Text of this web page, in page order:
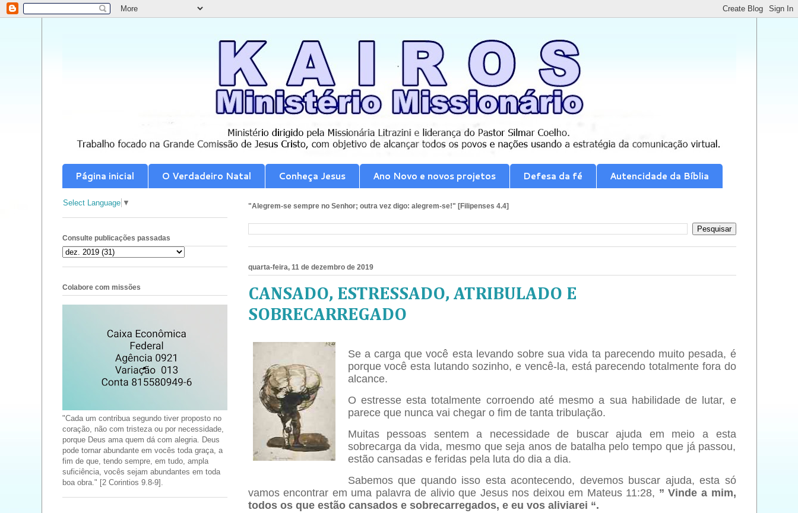
Página inicial O Verdadeiro Natal Conheça Jesus Ano Novo e novos projetos Defesa da fé Autencidade da Bíblia
"Alegrem-se sempre no Senhor; outra vez digo: alegrem-se!" [Filipenses 4.4]
quarta-feira, 11 de dezembro de 2019
CANSADO, ESTRESSADO, ATRIBULADO E
SOBRECARREGADO
Se a carga que você esta levando sobre sua vida ta parecendo muito pesada, é
porque você esta lutando sozinho, e vencê-la, está parecendo totalmente fora do
alcance.
O estresse esta totalmente corroendo até mesmo a sua habilidade de lutar, e
parece que nunca vai chegar o fim de tanta tribulação.
Muitas pessoas sentem a necessidade de buscar ajuda em meio a esta
sobrecarga da vida, mesmo que seja anos de batalha pelo tempo que já passou,
estão cansadas e feridas pela luta do dia a dia.
Sabemos que quando isso esta acontecendo, devemos buscar ajuda, esta só
vamos encontrar em uma palavra de alivio que Jesus nos deixou em Mateus 11:28, ” Vinde a mim,
todos os que estão cansados e sobrecarregados, e eu vos aliviarei “.
Select Language ▼
Consulte publicações passadas
Colabore com missões
"Cada um contribua segundo tiver proposto no
coração, não com tristeza ou por necessidade,
porque Deus ama quem dá com alegria. Deus
pode tornar abundante em vocês toda graça, a
fim de que, tendo sempre, em tudo, ampla
suficiência, vocês sejam abundantes em toda
boa obra." [2 Corintios 9.8-9].